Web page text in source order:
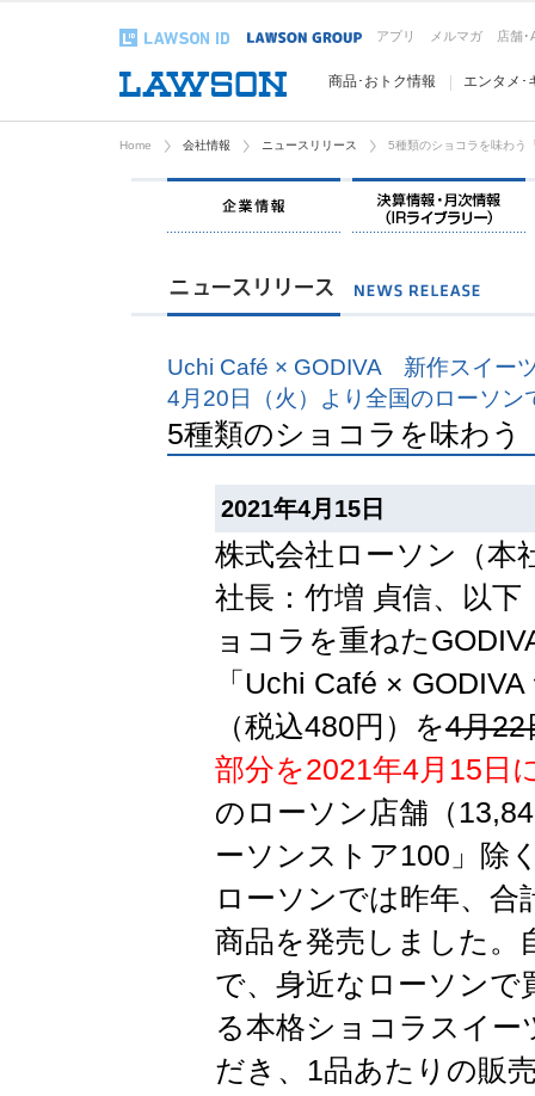
アプリ メルマガ 店舗･
商品･おトク情報 エンタメ･
Home 会社情報 ニュースリリース 5種類のショコラを味わう
企業情報
Uchi Café × GODIVA 新作スイー
4月20日（火）より全国のローソン
5種類のショコラを味わ
2021年4月15日
株式会社ローソン（本
社長：竹増 貞信、以
ョコラを重ねた
「Uchi Café ×
（税込480円）を4月22
部分を2021年4月15日
のローソン店舗（
ーソンストア100」除
ローソンでは昨年、
商品を発売しました。
で、身近なローソンで
る本格ショコラスイー
だき、1品あたりの販